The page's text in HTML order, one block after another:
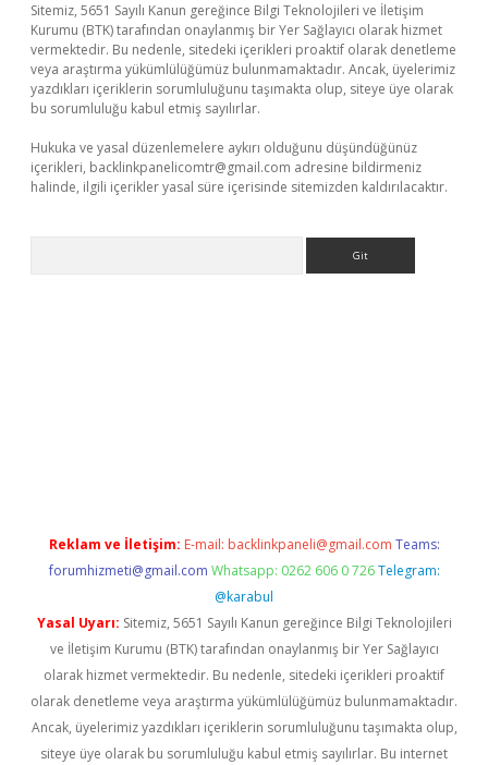
Sitemiz, 5651 Sayılı Kanun gereğince Bilgi Teknolojileri ve İletişim
Kurumu (BTK) tarafından onaylanmış bir Yer Sağlayıcı olarak hizmet
vermektedir. Bu nedenle, sitedeki içerikleri proaktif olarak denetleme
veya araştırma yükümlülüğümüz bulunmamaktadır. Ancak, üyelerimiz
yazdıkları içeriklerin sorumluluğunu taşımakta olup, siteye üye olarak
bu sorumluluğu kabul etmiş sayılırlar.
Hukuka ve yasal düzenlemelere aykırı olduğunu düşündüğünüz
içerikleri, backlinkpanelicomtr@gmail.com adresine bildirmeniz
halinde, ilgili içerikler yasal süre içerisinde sitemizden kaldırılacaktır.
Reklam ve İletişim: E-mail: backlinkpaneli@gmail.com Teams:
forumhizmeti@gmail.com Whatsapp: 0262 606 0 726 Telegram:
@karabul
Yasal Uyarı: Sitemiz, 5651 Sayılı Kanun gereğince Bilgi Teknolojileri
ve İletişim Kurumu (BTK) tarafından onaylanmış bir Yer Sağlayıcı
olarak hizmet vermektedir. Bu nedenle, sitedeki içerikleri proaktif
olarak denetleme veya araştırma yükümlülüğümüz bulunmamaktadır.
Ancak, üyelerimiz yazdıkları içeriklerin sorumluluğunu taşımakta olup,
siteye üye olarak bu sorumluluğu kabul etmiş sayılırlar. Bu internet